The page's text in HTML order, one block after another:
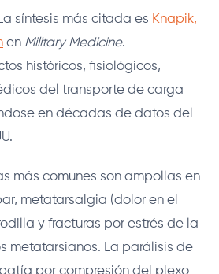
síntesis más citada es Knapik,
en Military Medicine.
históricos, fisiológicos,
del transporte de carga
en décadas de datos del
más comunes son ampollas en
metatarsalgia (dolor en el
y fracturas por estrés de la
metatarsianos. La parálisis de
por compresión del plexo